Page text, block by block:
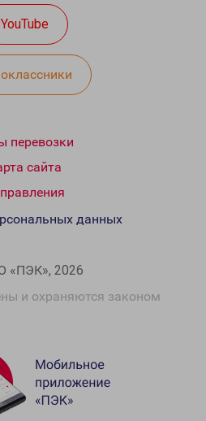
YouTube
перевозки
сайта
«ПЭК», 2026
и охраняются законом
данных